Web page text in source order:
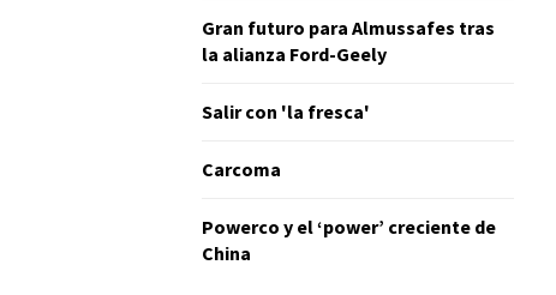
Gran futuro para Almussafes tras
la alianza Ford-Geely
Salir con 'la fresca'
Carcoma
Powerco y el ‘power’ creciente de
China